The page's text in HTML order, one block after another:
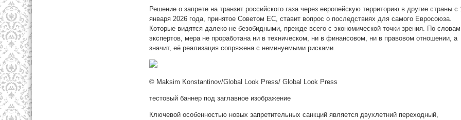
Решение о запрете на транзит российского газа через европейскую территорию в другие страны с
января 2026 года, принятое Советом ЕС, ставит вопрос о последствиях для самого Евросоюза.
Которые видятся далеко не безобидными, прежде всего с экономической точки зрения. По словам
экспертов, мера не проработана ни в техническом, ни в финансовом, ни в правовом отношении, а
значит, её реализация сопряжена с неминуемыми рисками.
© Maksim Konstantinov/Global Look Press/ Global Look Press
тестовый баннер под заглавное изображение
Ключевой особенностью новых запретительных санкций является двухлетний переходный,